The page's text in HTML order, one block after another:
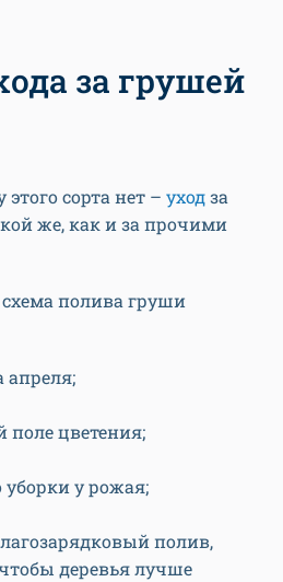
за грушей
сорта нет – уходза
же, как и за прочими
полива груши
апреля;
поле цветения;
уборки у рожая;
полив,
деревья лучше